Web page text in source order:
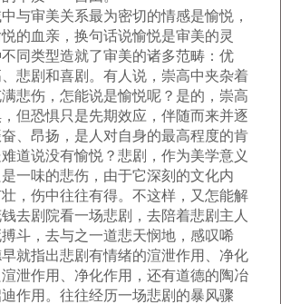
审美关系最为密切的情感是愉悦，
的血亲，换句话说愉悦是审美的灵
同类型造就了审美的诸多范畴：优
悲剧和喜剧。有人说，崇高中夹杂着
悲伤，怎能说是愉悦呢？是的，崇高
但恐惧只是先期效应，伴随而来并逐
、昂扬，是人对自身的最高程度的肯
道说没有愉悦？悲剧，作为美学意义
一味的悲伤，由于它深刻的文化内
，伤中往往有得。不这样，又怎能解
去剧院看一场悲剧，去陪着悲剧主人
斗，去与之一道悲天悯地，感叹唏
就指出悲剧有情绪的渲泄作用、净化
泄作用、净化作用，还有道德的陶冶
作用。往往经历一场悲剧的暴风骤